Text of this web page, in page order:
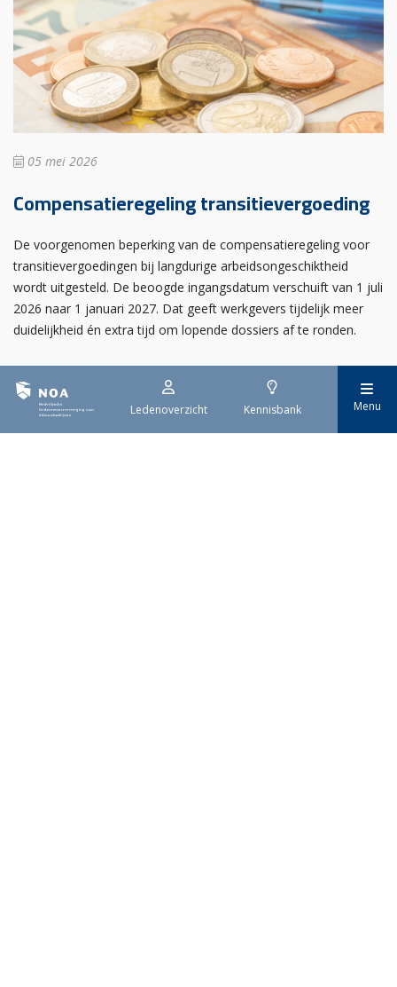
Ledenoverzicht Kennisbank Menu
05 mei 2026
Compensatieregeling transitievergoeding
De voorgenomen beperking van de compensatieregeling voor
transitievergoedingen bij langdurige arbeidsongeschiktheid
wordt uitgesteld. De beoogde ingangsdatum verschuift van 1 juli
2026 naar 1 januari 2027. Dat geeft werkgevers tijdelijk meer
duidelijkheid én extra tijd om lopende dossiers af te ronden.
Laatste nieuws
25 augustus 2026